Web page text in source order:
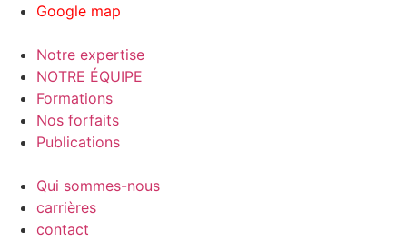
Google map
Notre expertise
NOTRE ÉQUIPE
Formations
Nos forfaits
Publications
Qui sommes-nous
carrières
contact